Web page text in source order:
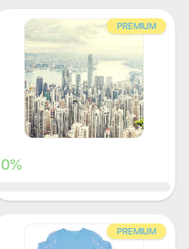
PREMIUM
0%
PREMIUM